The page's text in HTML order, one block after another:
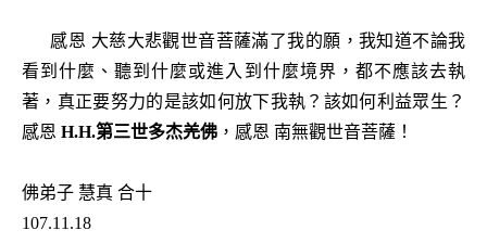
感恩 大慈大悲觀世音菩薩滿了我的願，我知道不論我
看到什麼、聽到什麼或進入到什麼境界，都不應該去執
著，真正要努力的是該如何放下我執？該如何利益眾生？
感恩 H.H.第三世多杰羌佛 ，感恩 南無觀世音菩薩！
佛弟子 慧真 合十
107.11.18